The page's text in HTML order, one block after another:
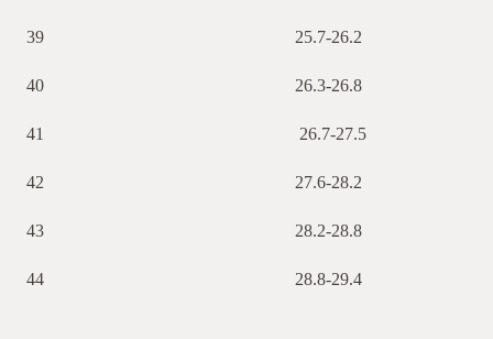
39 25.7-26.2
40 26.3-26.8
41 26.7-27.5
42 27.6-28.2
43 28.2-28.8
44 28.8-29.4